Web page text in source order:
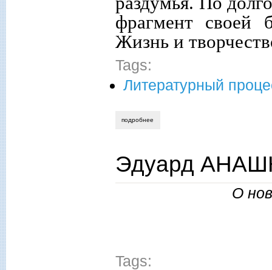
фрагмент своей
Жизнь и
Tags:
Литературный
подробнее
Эдуард
О
Tags: